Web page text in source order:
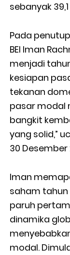
sebanyak
Pada
BEI Iman
menjadi
kesiapan
tekanan
pasar modal
bangkit
yang solid,”
30 Desember
Iman
saham tahun
paruh
dinamika
modal.